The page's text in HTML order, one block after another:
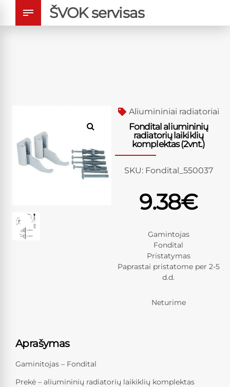
ŠVOK servisas
Aliumininiai radiatoriai
Fondital aliumininių
radiatorių laikiklių
komplektas (2vnt.)
SKU: Fondital_550037
9.38€
Gamintojas
Fondital
Pristatymas
Paprastai pristatome per 2-5
d.d.
Neturime
Aprašymas
Gaminitojas – Fondital
Prekė – aliumininių radiatorių laikiklių komplektas